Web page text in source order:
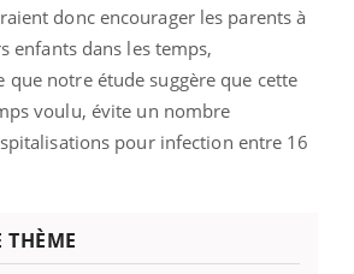
donc encourager les parents à
enfants dans les temps,
que notre étude suggère que cette
voulu, évite un nombre
pour infection entre 16
THÈME